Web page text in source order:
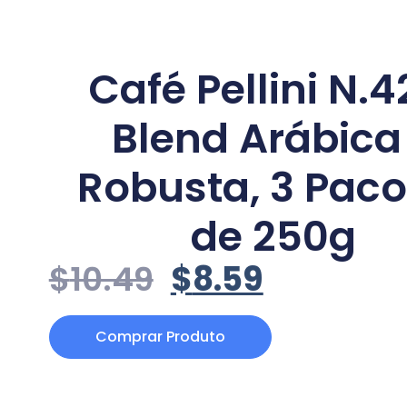
Café Pellini
Blend
Robusta, 3
de 250g
$10.49 $8.59
Comprar Produto